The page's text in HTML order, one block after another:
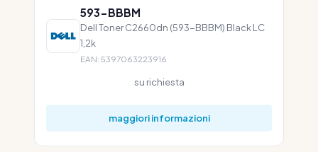
593-BBBM
Dell Toner C2660dn (593-BBBM) Black LC
1,2k
EAN: 5397063223916
su richiesta
maggiori informazioni